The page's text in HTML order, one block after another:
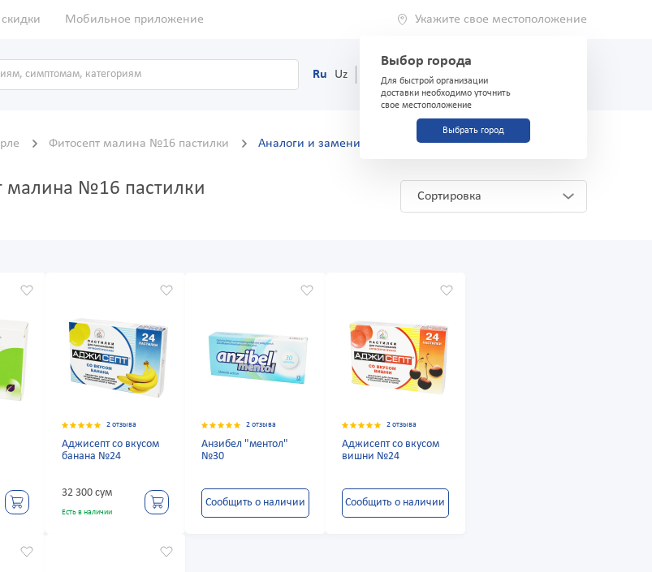
Мобильное приложение Укажите свое местоположение
Выбор города
Для быстрой организации
доставки необходимо уточнить
свое местоположение
Выбрать город
Ru Uz (71) 200-03-03
Фитосепт малина №16 пастилки Аналоги и заменители
малина №16 пастилки Сортировка
2 отзыва
Аджисепт со вкусом
банана №24
32 300 сум
Есть в наличии
2 отзыва
Анзибел "ментол"
№30
Сообщить о наличии
2 отзыва
Аджисепт со вкусом
вишни №24
Сообщить о наличии